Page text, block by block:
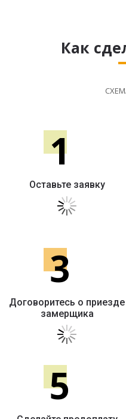
Как
1
Оставьте заявку
3
Договоритесь о приезде
замерщика
5